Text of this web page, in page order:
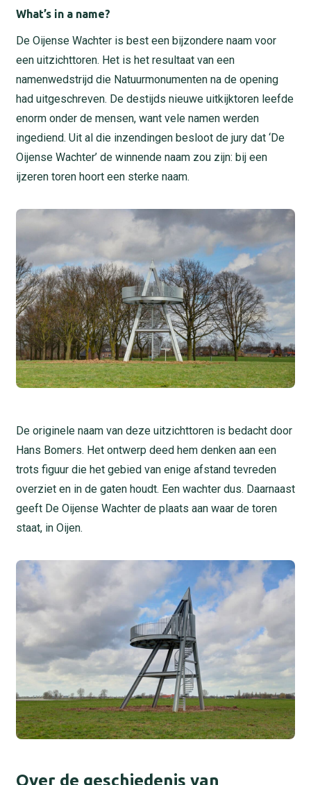
What’s in a name?
De Oijense Wachter is best een bijzondere naam voor
een uitzichttoren. Het is het resultaat van een
namenwedstrijd die Natuurmonumenten na de opening
had uitgeschreven. De destijds nieuwe uitkijktoren leefde
enorm onder de mensen, want vele namen werden
ingediend. Uit al die inzendingen besloot de jury dat ‘De
Oijense Wachter’ de winnende naam zou zijn: bij een
ijzeren toren hoort een sterke naam.
De originele naam van deze uitzichttoren is bedacht door
Hans Bomers. Het ontwerp deed hem denken aan een
trots figuur die het gebied van enige afstand tevreden
overziet en in de gaten houdt. Een wachter dus. Daarnaast
geeft De Oijense Wachter de plaats aan waar de toren
staat, in Oijen.
Over de geschiedenis van